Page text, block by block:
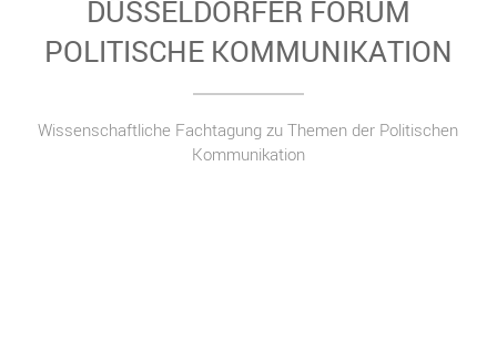
DÜSSELDORFER FORUM
POLITISCHE KOMMUNIKATION
Wissenschaftliche Fachtagung zu Themen der Politischen
Kommunikation